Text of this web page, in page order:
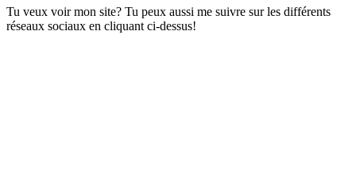
Tu veux voir mon site? Tu peux aussi me suivre sur les différents
réseaux sociaux en cliquant ci-dessus!